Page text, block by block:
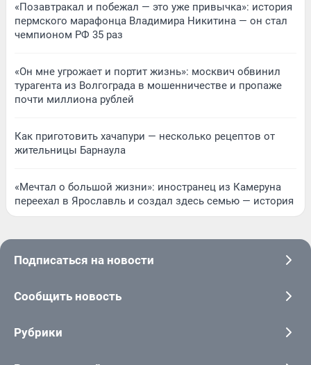
«Позавтракал и побежал — это уже привычка»: история
пермского марафонца Владимира Никитина — он стал
чемпионом РФ 35 раз
«Он мне угрожает и портит жизнь»: москвич обвинил
турагента из Волгограда в мошенничестве и пропаже
почти миллиона рублей
Как приготовить хачапури — несколько рецептов от
жительницы Барнаула
«Мечтал о большой жизни»: иностранец из Камеруна
переехал в Ярославль и создал здесь семью — история